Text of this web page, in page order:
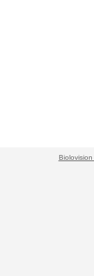
Biolovision